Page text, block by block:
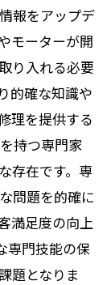
報をアップデ
モーターが開
り入れる必要
的確な知識や
理を提供する
持つ専門家
存在です。専
問題を的確に
満足度の向上
専門技能の保
題となりま